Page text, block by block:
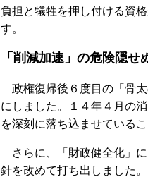
負担と犠牲を押し付ける資
す。
「削減加速」の危険隠せ
政権復帰後６度目の「骨
にしました。１４年４月の
を深刻に落ち込ませている
さらに、「財政健全化」
針を改めて打ち出しました